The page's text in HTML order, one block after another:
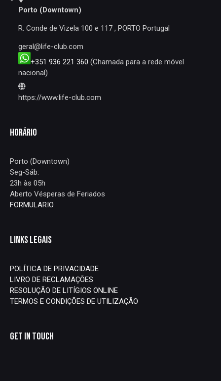
Porto (Downtown)
R. Conde de Vizela 100 e 117 , PORTO Portugal
geral@life-club.com
+351 936 221 360(Chamada para a rede móvel
nacional)
https://www.life-club.com
HORÁRIO
Porto (Downtown)
Seg-Sáb:
23h às 05h
Aberto Vésperas de Feriados
FORMULARIO
LINKS LEGAIS
POLÍTICA DE PRIVACIDADE
LIVRO DE RECLAMAÇÕES
RESOLUÇÃO DE LITÍGIOS ONLINE
TERMOS E CONDIÇÕES DE UTILIZAÇÃO
GET IN TOUCH